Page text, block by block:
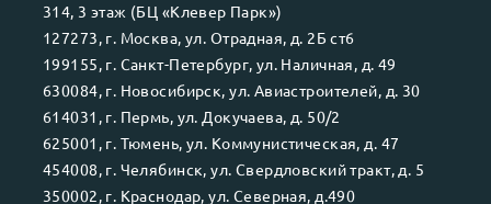
314, 3 этаж (БЦ «Клевер Парк»)
127273, г. Москва, ул. Отрадная, д. 2Б ст6
199155, г. Санкт-Петербург, ул. Наличная, д. 49
630084, г. Новосибирск, ул. Авиастроителей, д. 30
614031 , г. Пермь, ул. Докучаева, д. 50/2
625001 , г. Тюмень, ул. Коммунистическая, д. 47
454008, г. Челябинск, ул. Свердловский тракт, д. 5
350002, г. Краснодар, ул. Северная, д.490